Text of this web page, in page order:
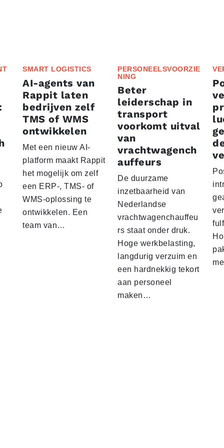
SMART LOGISTICS
AI-agents van
Rappit laten
bedrijven zelf
TMS of WMS
ontwikkelen
Met een nieuw AI-
platform maakt Rappit
het mogelijk om zelf
een ERP-, TMS- of
WMS-oplossing te
ontwikkelen. Een
team van…
PERSONEELSVOORZIE
NING
Beter
leiderschap in
transport
voorkomt uitval
van
vrachtwagench
auffeurs
De duurzame
inzetbaarheid van
Nederlandse
vrachtwagenchauffeu
rs staat onder druk.
Hoge werkbelasting,
langdurig verzuim en
een hardnekkig tekort
aan personeel
maken…